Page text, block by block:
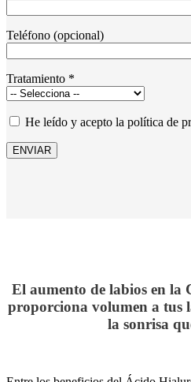
Teléfono (opcional)
Tratamiento *
He leído y acepto la política de
El aumento de labios en la
proporciona volumen a tus
la sonrisa